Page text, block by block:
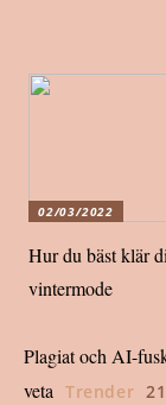
02/03/2022
Hur du bäst klär
vintermode
Plagiat och AI-
veta Trender